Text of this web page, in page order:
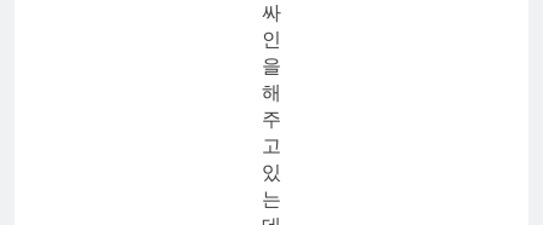
싸
인
을
해
주
고
있
는